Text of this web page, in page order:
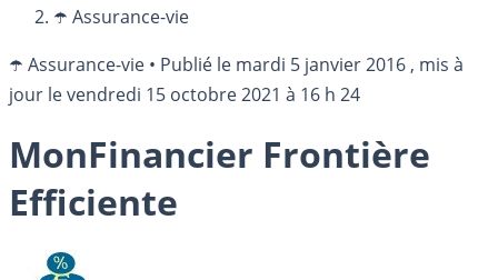
☂️ Assurance-vie
☂️ Assurance-vie • Publié le mardi 5 janvier 2016 , mis à
jour levendredi 15 octobre 2021 à 16 h 24
MonFinancier Frontière
Efficiente